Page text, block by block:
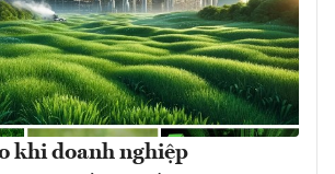
khi doanh nghiệp